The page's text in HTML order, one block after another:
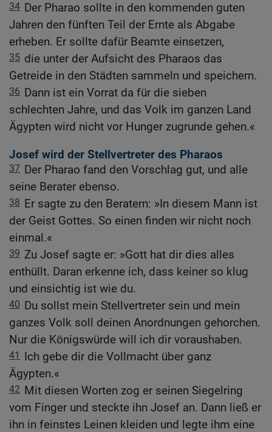
34 Der Pharao sollte in den kommenden guten
Jahren den fünften Teil der Ernte als Abgabe
erheben. Er sollte dafür Beamte einsetzen,
35 die unter der Aufsicht des Pharaos das
Getreide in den Städten sammeln und speichern.
36 Dann ist ein Vorrat da für die sieben
schlechten Jahre, und das Volk im ganzen Land
Ägypten wird nicht vor Hunger zugrunde gehen.«
Josef wird der Stellvertreter des Pharaos
37 Der Pharao fand den Vorschlag gut, und alle
seine Berater ebenso.
38 Er sagte zu den Beratern: »In diesem Mann ist
der Geist Gottes. So einen finden wir nicht noch
einmal.«
39 Zu Josef sagte er: »Gott hat dir dies alles
enthüllt. Daran erkenne ich, dass keiner so klug
und einsichtig ist wie du.
40 Du sollst mein Stellvertreter sein und mein
ganzes Volk soll deinen Anordnungen gehorchen.
Nur die Königswürde will ich dir voraushaben.
41 Ich gebe dir die Vollmacht über ganz
Ägypten.«
42 Mit diesen Worten zog er seinen Siegelring
vom Finger und steckte ihn Josef an. Dann ließ er
ihn in feinstes Leinen kleiden und legte ihm eine